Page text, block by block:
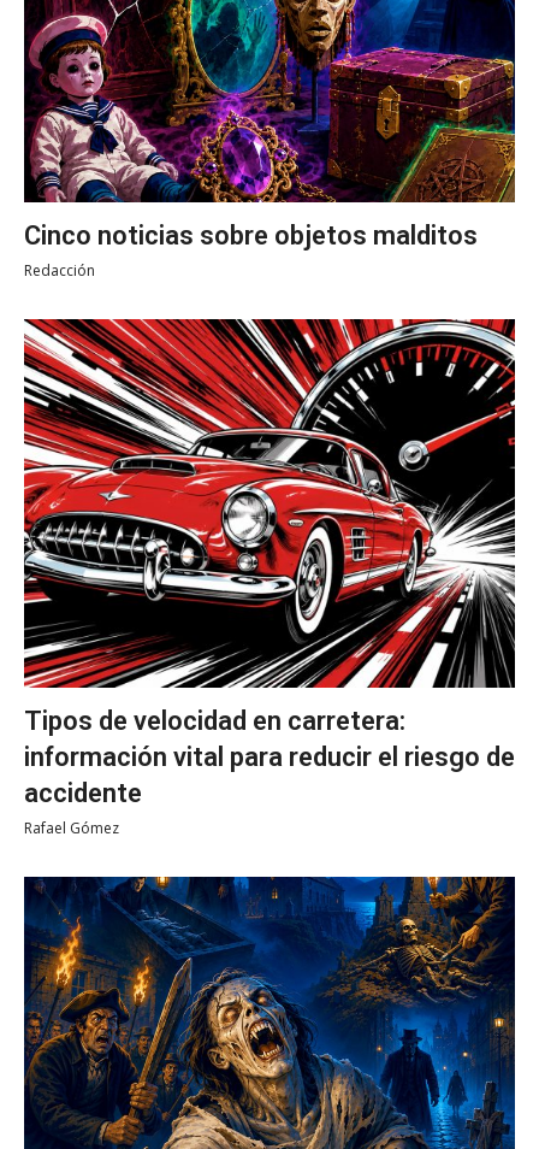
Cinco noticias sobre objetos malditos
Redacción
Tipos de velocidad en carretera:
información vital para reducir el riesgo de
accidente
Rafael Gómez